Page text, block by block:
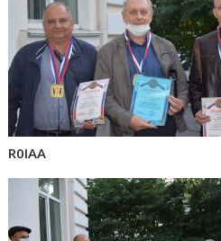
R0IAA